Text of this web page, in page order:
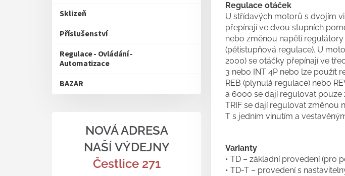
Sklizeň
Příslušenství
Regulace - Ovládání -
Automatizace
BAZAR
NOVÁ ADRESA
NAŠÍ VÝDEJNY
Čestlice 271
Regulace otáček
U střídavých motorů s dvojím
přepínají ve dvou stupních
nebo změnou napětí regulátory
(pětistupňová regulace). U
2000) se otáčky přepínají ve
3 nebo INT 4P nebo lze použít
REB (plynulá regulace) nebo
a 6000 se dají regulovat pouze
TRIF se dají regulovat změnou
T s jedním vinutím a
Varianty
• TD – základní provedení (pro
• TD-T – provedení s